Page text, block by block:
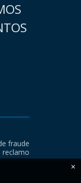
fraude
reclamo
×